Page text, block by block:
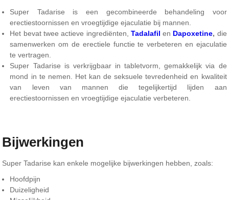
Super Tadarise is een gecombineerde behandeling voor
erectiestoornissen en vroegtijdige ejaculatie bij mannen.
Het bevat twee actieve ingrediënten, Tadalafil en Dapoxetine, die
samenwerken om de erectiele functie te verbeteren en ejaculatie
te vertragen.
Super Tadarise is verkrijgbaar in tabletvorm, gemakkelijk via de
mond in te nemen. Het kan de seksuele tevredenheid en kwaliteit
van leven van mannen die tegelijkertijd lijden aan
erectiestoornissen en vroegtijdige ejaculatie verbeteren.
Bijwerkingen
Super Tadarise kan enkele mogelijke bijwerkingen hebben, zoals:
Hoofdpijn
Duizeligheid